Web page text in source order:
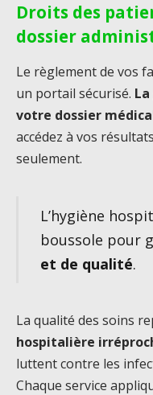
Droits des
dossier
Le règlement de vos
un portail sécurisé.
votre dossier
accédez à vos
seulement.
L’hygiène
boussole pour
et de qualité.
La qualité des soins
hospitalière
luttent contre les
Chaque service